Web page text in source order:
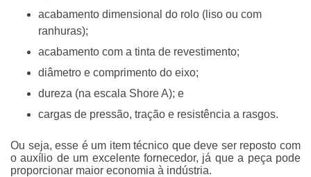
acabamento dimensional do rolo (liso ou com
ranhuras);
acabamento com a tinta de revestimento;
diâmetro e comprimento do eixo;
dureza (na escala Shore A); e
cargas de pressão, tração e resistência a rasgos.
Ou seja, esse é um item técnico que deve ser reposto com
o auxílio de um excelente fornecedor, já que a peça pode
proporcionar maior economia à indústria.